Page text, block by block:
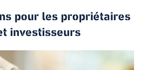
pour les propriétaires
investisseurs